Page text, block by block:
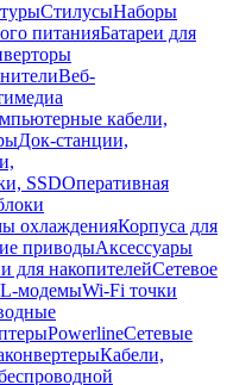
СтилусыНаборы
питанияБатареи для
Веб-
кабели,
Док-станции,
SSDОперативная
охлажденияКорпуса для
приводыАксессуары
для накопителейСетевое
модемыWi-Fi точки
PowerlineСетевые
Кабели,